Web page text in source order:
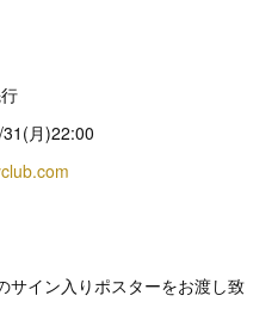
31(月)22:00
サイン入りポスターをお渡し致